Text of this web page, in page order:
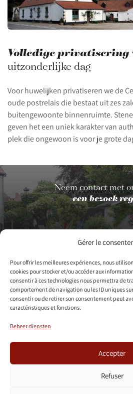
Gérer le
Pour offrir les meilleures expériences, nous
cookies pour stocker et/ou accéder aux
consentir à ces technologies nous permettra de
comportement de navigation ou les ID uniques
consentir ou de retirer son consentement peut
caractéristiques et fonctions.
Beheer diensten
Accepter
Refuser
Volledige privatisering
uitzonderlijke dag
Voor huwelijken privatiseren we de
oude postrelais die bestaat uit zes
buitengewoonte binnenruimte.
geven het een uniek karakter van
plek die ongewoon is voor je grote
Neem contact met
een bezoek
Contact
+32 475/36.60.09
PARTICULIEREN